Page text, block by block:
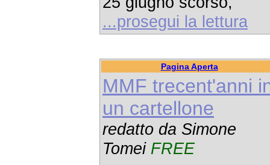
...prosegui la lettura
Pagina Aperta
MMF trecent'anni
un cartellone
redatto da Simone
Tomei FREE